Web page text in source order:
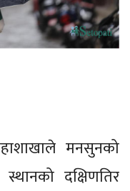
मनसुनको
दक्षिणतिर